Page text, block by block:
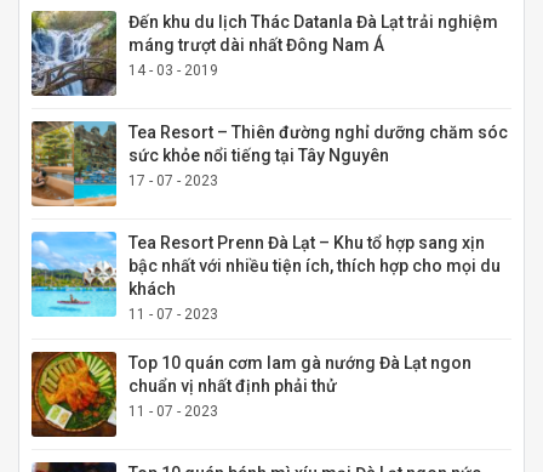
Đến khu du lịch Thác Datanla Đà Lạt trải nghiệm
máng trượt dài nhất Đông Nam Á
14 - 03 - 2019
Tea Resort – Thiên đường nghỉ dưỡng chăm sóc
sức khỏe nổi tiếng tại Tây Nguyên
17 - 07 - 2023
Tea Resort Prenn Đà Lạt – Khu tổ hợp sang xịn
bậc nhất với nhiều tiện ích, thích hợp cho mọi du
khách
11 - 07 - 2023
Top 10 quán cơm lam gà nướng Đà Lạt ngon
chuẩn vị nhất định phải thử
11 - 07 - 2023